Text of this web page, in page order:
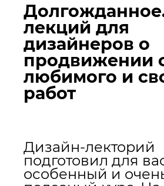
лекций для
дизайнеров о
продвижении
любимого и
работ
Дизайн-лекторий
подготовил для
особенный и